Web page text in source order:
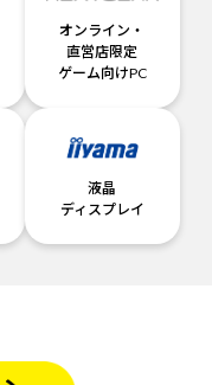
オンライン・
直営店限定
ゲーム向けPC
液晶
ディスプレイ